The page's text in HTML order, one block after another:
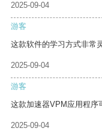
2025-09-04
游客
这款软件的学习方式非常
2025-09-04
游客
这款加速器VPM应用程序
2025-09-04